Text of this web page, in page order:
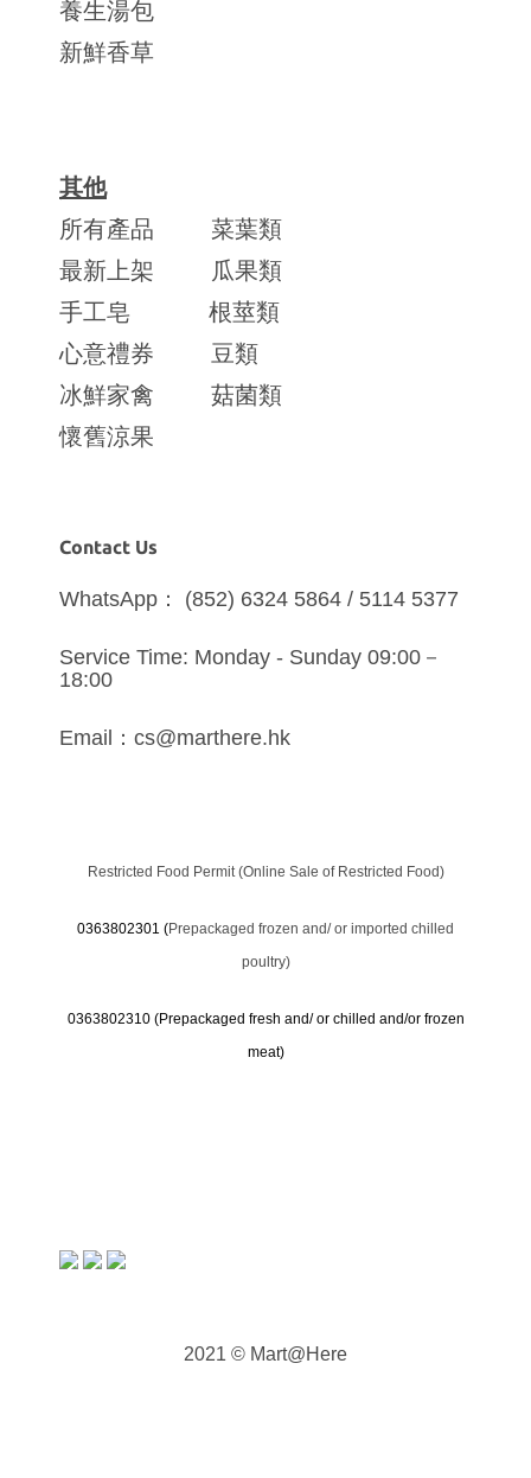
養生湯包
新鮮香草
其他
所有產品
菜葉類
最新上架
瓜果類
手工皂
根莖類
心意禮券
豆類
冰鮮家禽
菇菌類
懷舊涼果
Contact Us
WhatsApp： (852) 6324 5864 / 5114 5377
Service Time: Monday - Sunday 09:00－
18:00
Email：cs@marthere.hk
Restricted Food Permit (Online Sale of Restricted Food)
0363802301 (Prepackaged frozen and/ or imported chilled
poultry)
0363802310 (Prepackaged fresh and/ or chilled and/or frozen
meat)
2021 © Mart@Here